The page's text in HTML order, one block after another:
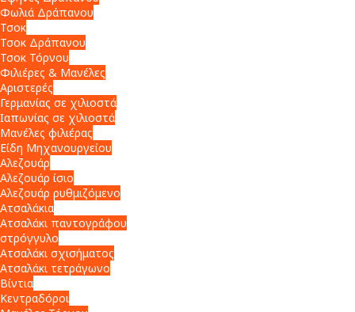
Φωλιά Δράπανου
Τσοκ
Τσοκ Δράπανου
Τσοκ Τόρνου
Φιλιέρες & Μανέλες
Αριστερές
Γερμανίας σε χιλιοστά
Ιαπωνίας σε χιλιοστά
Μανέλες φιλιέρας
Είδη Μηχανουργείου
Αλεζουάρ
Αλεζουάρ ίσιο
Αλεζουάρ ρυθμιζόμενο
Ατσαλάκια
Ατσαλάκι παντογράφου
στρόγγυλο
Ατσαλάκι σχισήματος
Ατσαλάκι τετράγωνο
Βίντια
Κεντραδόροι